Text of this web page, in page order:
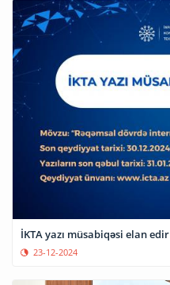
İKTA yazı müsabiqəsi elan edir
23-12-2024